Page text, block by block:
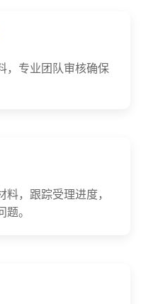
，专业团队审核确保
，跟踪受理进度，
。